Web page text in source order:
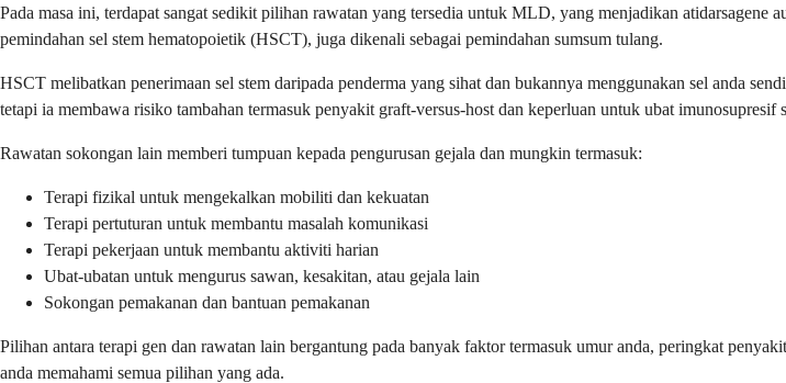
Pada masa ini, terdapat sangat sedikit pilihan rawatan yang tersedia untuk MLD, yang menjadikan atidarsagene
pemindahan sel stem hematopoietik (HSCT), juga dikenali sebagai pemindahan sumsum tulang.
HSCT melibatkan penerimaan sel stem daripada penderma yang sihat dan bukannya menggunakan sel anda
tetapi ia membawa risiko tambahan termasuk penyakit graft-versus-host dan keperluan untuk ubat imunosupresif
Rawatan sokongan lain memberi tumpuan kepada pengurusan gejala dan mungkin termasuk:
Terapi fizikal untuk mengekalkan mobiliti dan kekuatan
Terapi pertuturan untuk membantu masalah komunikasi
Terapi pekerjaan untuk membantu aktiviti harian
Ubat-ubatan untuk mengurus sawan, kesakitan, atau gejala lain
Sokongan pemakanan dan bantuan pemakanan
Pilihan antara terapi gen dan rawatan lain bergantung pada banyak faktor termasuk umur anda, peringkat
anda memahami semua pilihan yang ada.